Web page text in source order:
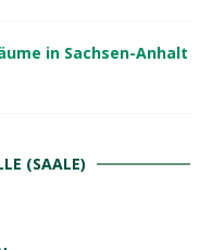
in Sachsen-Anhalt
(SAALE)